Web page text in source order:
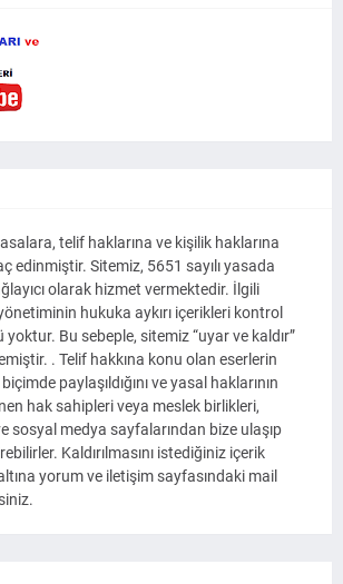
telif haklarına ve kişilik haklarına
edinmiştir. Sitemiz, 5651 sayılı yasada
olarak hizmet vermektedir. İlgili
hukuka aykırı içerikleri kontrol
Bu sebeple, sitemiz “uyar ve kaldır”
. Telif hakkına konu olan eserlerin
paylaşıldığını ve yasal haklarının
hak sahipleri veya meslek birlikleri,
sosyal medya sayfalarından bize ulaşıp
Kaldırılmasını istediğiniz içerik
yorum ve iletişim sayfasındaki mail